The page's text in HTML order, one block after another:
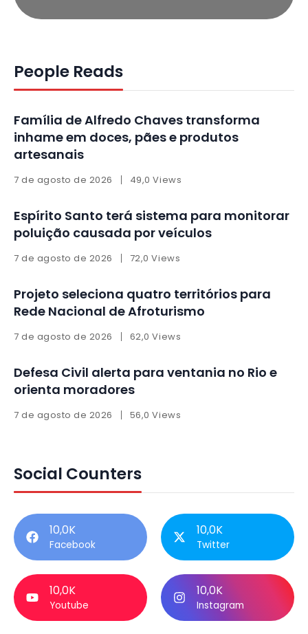
People Reads
Família de Alfredo Chaves transforma
inhame em doces, pães e produtos
artesanais
7 de agosto de 2026 49,0 Views
Espírito Santo terá sistema para monitorar
poluição causada por veículos
7 de agosto de 2026 72,0 Views
Projeto seleciona quatro territórios para
Rede Nacional de Afroturismo
7 de agosto de 2026 62,0 Views
Defesa Civil alerta para ventania no Rio e
orienta moradores
7 de agosto de 2026 56,0 Views
Social Counters
10,0K
Facebook
10,0K
Twitter
10,0K
Youtube
10,0K
Instagram